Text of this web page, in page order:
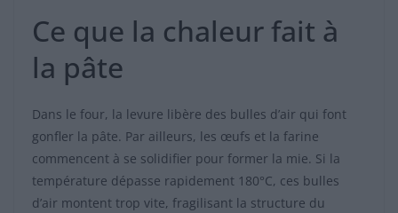
Ce que la chaleur fait à
la pâte
Dans le four, la levure libère des bulles d’air qui font
gonfler la pâte. Par ailleurs, les œufs et la farine
commencent à se solidifier pour former la mie. Si la
température dépasse rapidement 180°C, ces bulles
d’air montent trop vite, fragilisant la structure du